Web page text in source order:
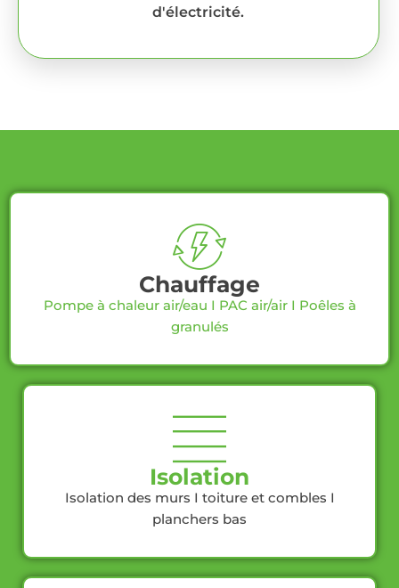
d'électricité.
Chauffage
Pompe à chaleur air/eau I PAC air/airI Poêles à
granulés
Isolation
Isolation des murs I toiture et combles I
planchers bas